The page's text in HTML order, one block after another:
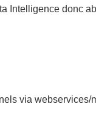
Intelligence donc
via webservices/